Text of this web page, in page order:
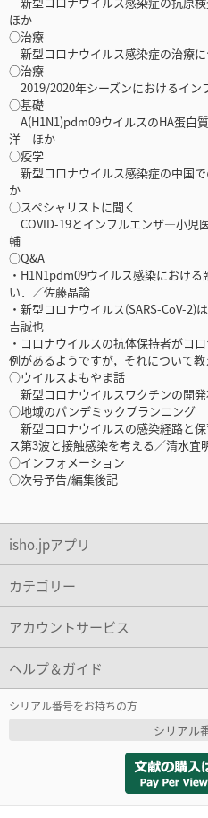
ほか
○治療
新型コロナウイルス感染症の治療
○治療
2019/2020年シーズンにおけるイン
○基礎
A(H1N1)pdm09ウイルスのHA蛋白
洋 ほか
○疫学
新型コロナウイルス感染症の中国
か
○スペシャリストに聞く
COVID-19とインフルエンザ―小児
輔
○Q&A
・H1N1pdm09ウイルス感染におけ
い．／佐藤晶論
・新型コロナウイルス(SARS-CoV-2)
吉誠也
・コロナウイルスの抗体保持者がコ
例があるようですが，それについて
○ウイルスよもやま話
新型コロナウイルスワクチンの開
○地域のパンデミックプランニング
新型コロナウイルスの感染経路と
ス第3波と接触感染を考える／清水宜
○インフォメーション
○次号予告/編集後記
isho.jpアプリ
カテゴリー
アカウントサービス
ヘルプ＆ガイド
シリアル番号をお持ちの方
シリアル